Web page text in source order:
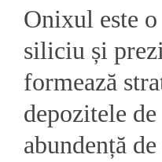
Onixul este
siliciu și
formează
depozitele
abundență